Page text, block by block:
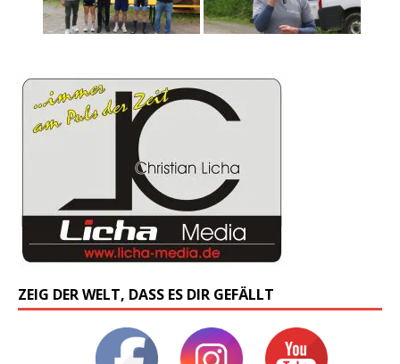
ZEIG DER WELT, DASS ES DIR GEFÄLLT